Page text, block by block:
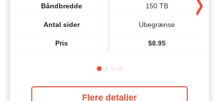
Båndbredde
Antal sider
Pris
150 TB
Ubegrænse
$8.95
Flere detaljer